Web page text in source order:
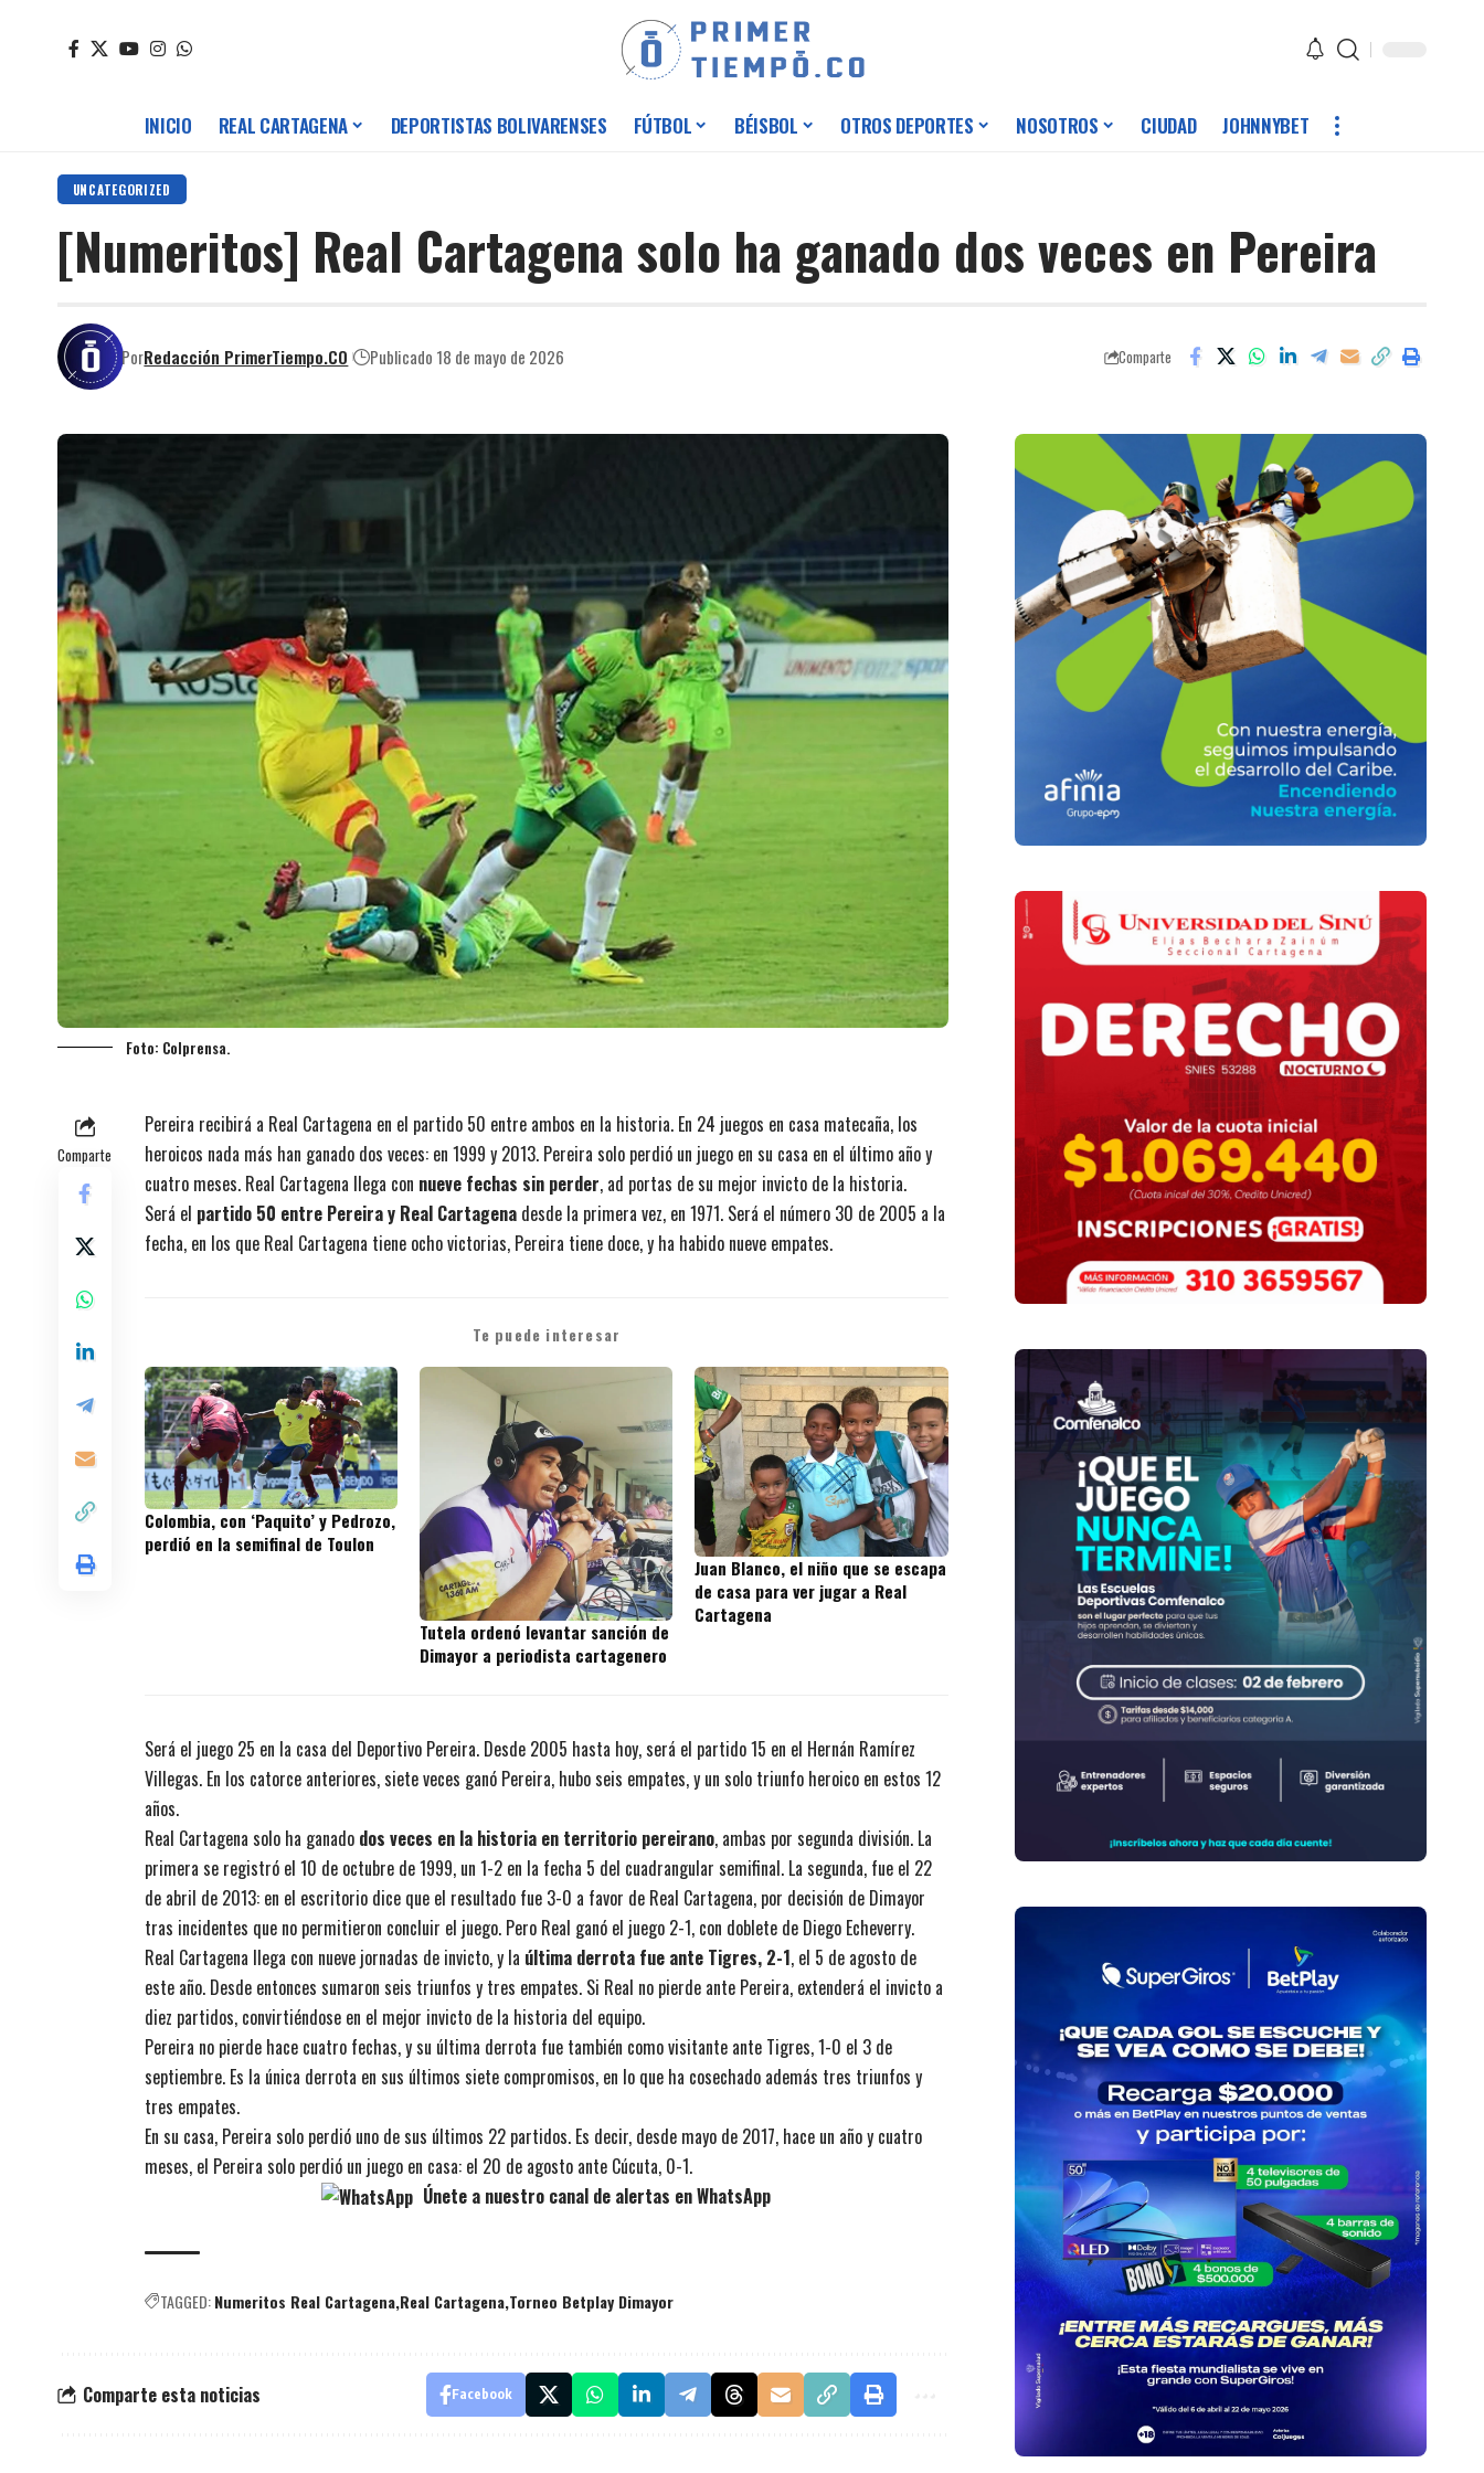
INICIO REAL CARTAGENA DEPORTISTAS BOLIVARENSES FÚTBOL BÉISBOL OTROS DEPORTES NOSOTROS CIUDAD JOHNNYBET
UNCATEGORIZED
[Numeritos] Real Cartagena solo ha ganado dos veces en Pereira
PorRedacción PrimerTiempo.CO Publicado 18 de mayo de 2026 Comparte
Foto: Colprensa.
Comparte
Pereira recibirá a Real Cartagena en el partido 50 entre ambos en la historia. En 24 juegos en casa matecaña, los
heroicos nada más han ganado dos veces: en 1999 y 2013. Pereira solo perdió un juego en su casa en el último año y
cuatro meses. Real Cartagena llega con nueve fechas sin perder, ad portas de su mejor invicto de la historia.
Será el partido 50 entre Pereira y Real Cartagena desde la primera vez, en 1971. Será el número 30 de 2005 a la
fecha, en los que Real Cartagena tiene ocho victorias, Pereira tiene doce, y ha habido nueve empates.
Te puede interesar
Colombia, con ‘Paquito’ y Pedrozo,
perdió en la semifinal de Toulon
Tutela ordenó levantar sanción de
Dimayor a periodista cartagenero
Juan Blanco, el niño que se escapa
de casa para ver jugar a Real
Cartagena
Será el juego 25 en la casa del Deportivo Pereira. Desde 2005 hasta hoy, será el partido 15 en el Hernán Ramírez
Villegas. En los catorce anteriores, siete veces ganó Pereira, hubo seis empates, y un solo triunfo heroico en estos 12
años.
Real Cartagena solo ha ganado dos veces en la historia en territorio pereirano, ambas por segunda división. La
primera se registró el 10 de octubre de 1999, un 1-2 en la fecha 5 del cuadrangular semifinal. La segunda, fue el 22
de abril de 2013: en el escritorio dice que el resultado fue 3-0 a favor de Real Cartagena, por decisión de Dimayor
tras incidentes que no permitieron concluir el juego. Pero Real ganó el juego 2-1, con doblete de Diego Echeverry.
Real Cartagena llega con nueve jornadas de invicto, y la última derrota fue ante Tigres, 2-1, el 5 de agosto de
este año. Desde entonces sumaron seis triunfos y tres empates. Si Real no pierde ante Pereira, extenderá el invicto a
diez partidos, convirtiéndose en el mejor invicto de la historia del equipo.
Pereira no pierde hace cuatro fechas, y su última derrota fue también como visitante ante Tigres, 1-0 el 3 de
septiembre. Es la única derrota en sus últimos siete compromisos, en lo que ha cosechado además tres triunfos y
tres empates.
En su casa, Pereira solo perdió uno de sus últimos 22 partidos. Es decir, desde mayo de 2017, hace un año y cuatro
meses, el Pereira solo perdió un juego en casa: el 20 de agosto ante Cúcuta, 0-1.
Únete a nuestro canal de alertas en WhatsApp
TAGGED:Numeritos Real Cartagena Real Cartagena Torneo Betplay Dimayor
Comparte esta noticias Facebook